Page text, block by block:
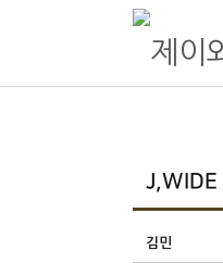
J,WIDE
김민